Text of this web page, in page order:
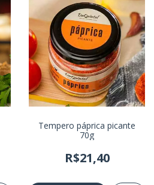
Tempero páprica picante
70g
R$21,40